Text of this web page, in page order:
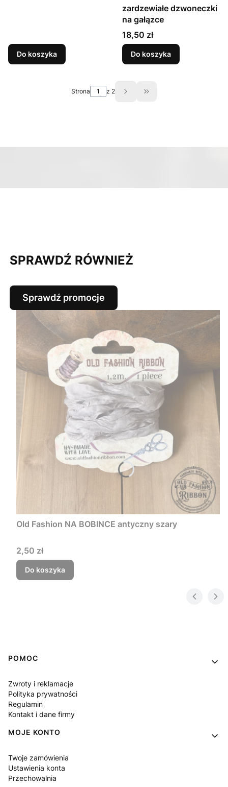
Do koszyka
zardzewiałe dzwoneczki
na gałązce
Cena
18,50 zł
Do koszyka
Strona z 2 Przejdź do ostatniej
SPRAWDŹ RÓWNIEŻ
Sprawdź promocje
Old Fashion NA BOBINCE antyczny szary
Cena
2,50 zł
Do koszyka
Linki w stopce
POMOC
Zwroty i reklamacje
Polityka prywatności
Regulamin
Kontakt i dane firmy
MOJE KONTO
Twoje zamówienia
Ustawienia konta
Przechowalnia